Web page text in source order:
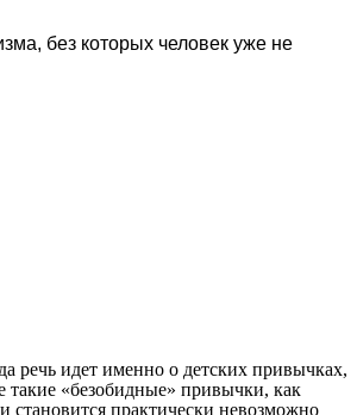
без которых человек уже не
речь идет именно о детских привычках,
такие «безобидные» привычки, как
становится практически невозможно